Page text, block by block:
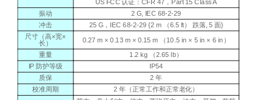
US FCC认证：CFR 47 ， Part 15 Class A
振动 2 G, IEC 68-2-29
冲击 25 G ， IEC 68-2-29 {2 m （6.5 ft）跌落, 5 面}
尺寸（高×宽×
长）
0.27 m × 0.13 m × 0.15 m （10.5 in × 5 in × 6 in）
重量
1.2 kg （2.65 lb）
IP 防护等级
IP54
质保
2年
校准周期 2年（正常工作和正常老化）